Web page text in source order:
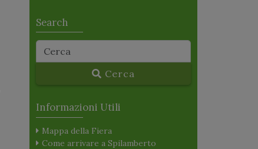
Search
Cerca
Informazioni Utili
Mappa della Fiera
Come arrivare a Spilamberto